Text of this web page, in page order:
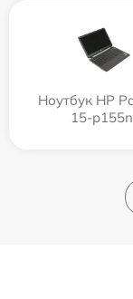
Ноутбук HP
15-